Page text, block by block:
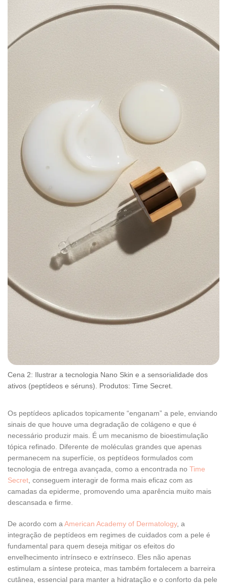
Cena 2: Ilustrar a tecnologia Nano Skin e a sensorialidade dos
ativos (peptídeos e séruns). Produtos: Time Secret.
Os peptídeos aplicados topicamente “enganam” a pele, enviando
sinais de que houve uma degradação de colágeno e que é
necessário produzir mais. É um mecanismo de bioestimulação
tópica refinado. Diferente de moléculas grandes que apenas
permanecem na superfície, os peptídeos formulados com
tecnologia de entrega avançada, como a encontrada no Time
Secret , conseguem interagir de forma mais eficaz com as
camadas da epiderme, promovendo uma aparência muito mais
descansada e firme.
De acordo com a American Academy of Dermatology, a
integração de peptídeos em regimes de cuidados com a pele é
fundamental para quem deseja mitigar os efeitos do
envelhecimento intrínseco e extrínseco. Eles não apenas
estimulam a síntese proteica, mas também fortalecem a barreira
cutânea, essencial para manter a hidratação e o conforto da pele